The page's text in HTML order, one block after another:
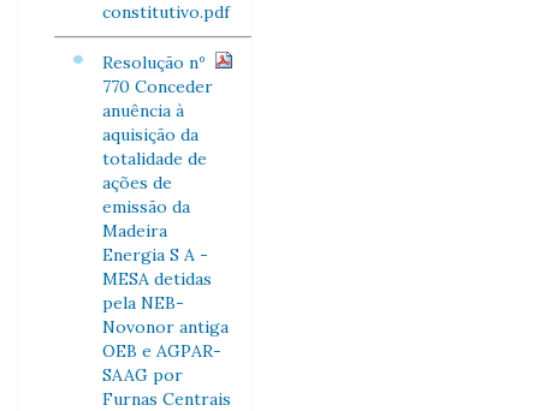
constitutivo.pdf
Resolução nº
770 Conceder
anuência à
aquisição da
totalidade de
ações de
emissão da
Madeira
Energia S A -
MESA detidas
pela NEB-
Novonor antiga
OEB e AGPAR-
SAAG por
Furnas Centrais